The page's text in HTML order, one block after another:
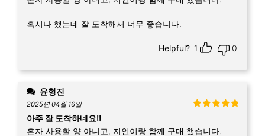
혹시나 했는데 잘 도착해서 너무 좋습니다.
Helpful? 1 0
윤형진
2025년 04월 16일
아주 잘 도착하네요!!
혼자 사용할 양 아니고, 지인이랑 함께 구매 했습니다.